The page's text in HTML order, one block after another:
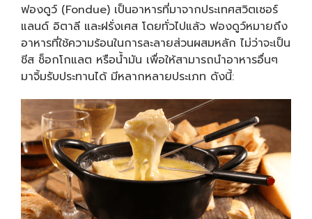
ฟองดูว์ (Fondue) เป็นอาหารที่มาจากประเทศสวิตเซอร์
แลนด์ อิตาลี และฝรั่งเศส โดยทั่วไปแล้ว ฟองดูว์หมายถึง
อาหารที่ใช้ความร้อนในการละลายส่วนผสมหลัก ไม่ว่าจะเป็น
ชีส ช็อกโกแลต หรือน้ำมัน เพื่อให้สามารถนำอาหารอื่นๆ
มาจิ้มรับประทานได้ มีหลากหลายประเภท ดังนี้: